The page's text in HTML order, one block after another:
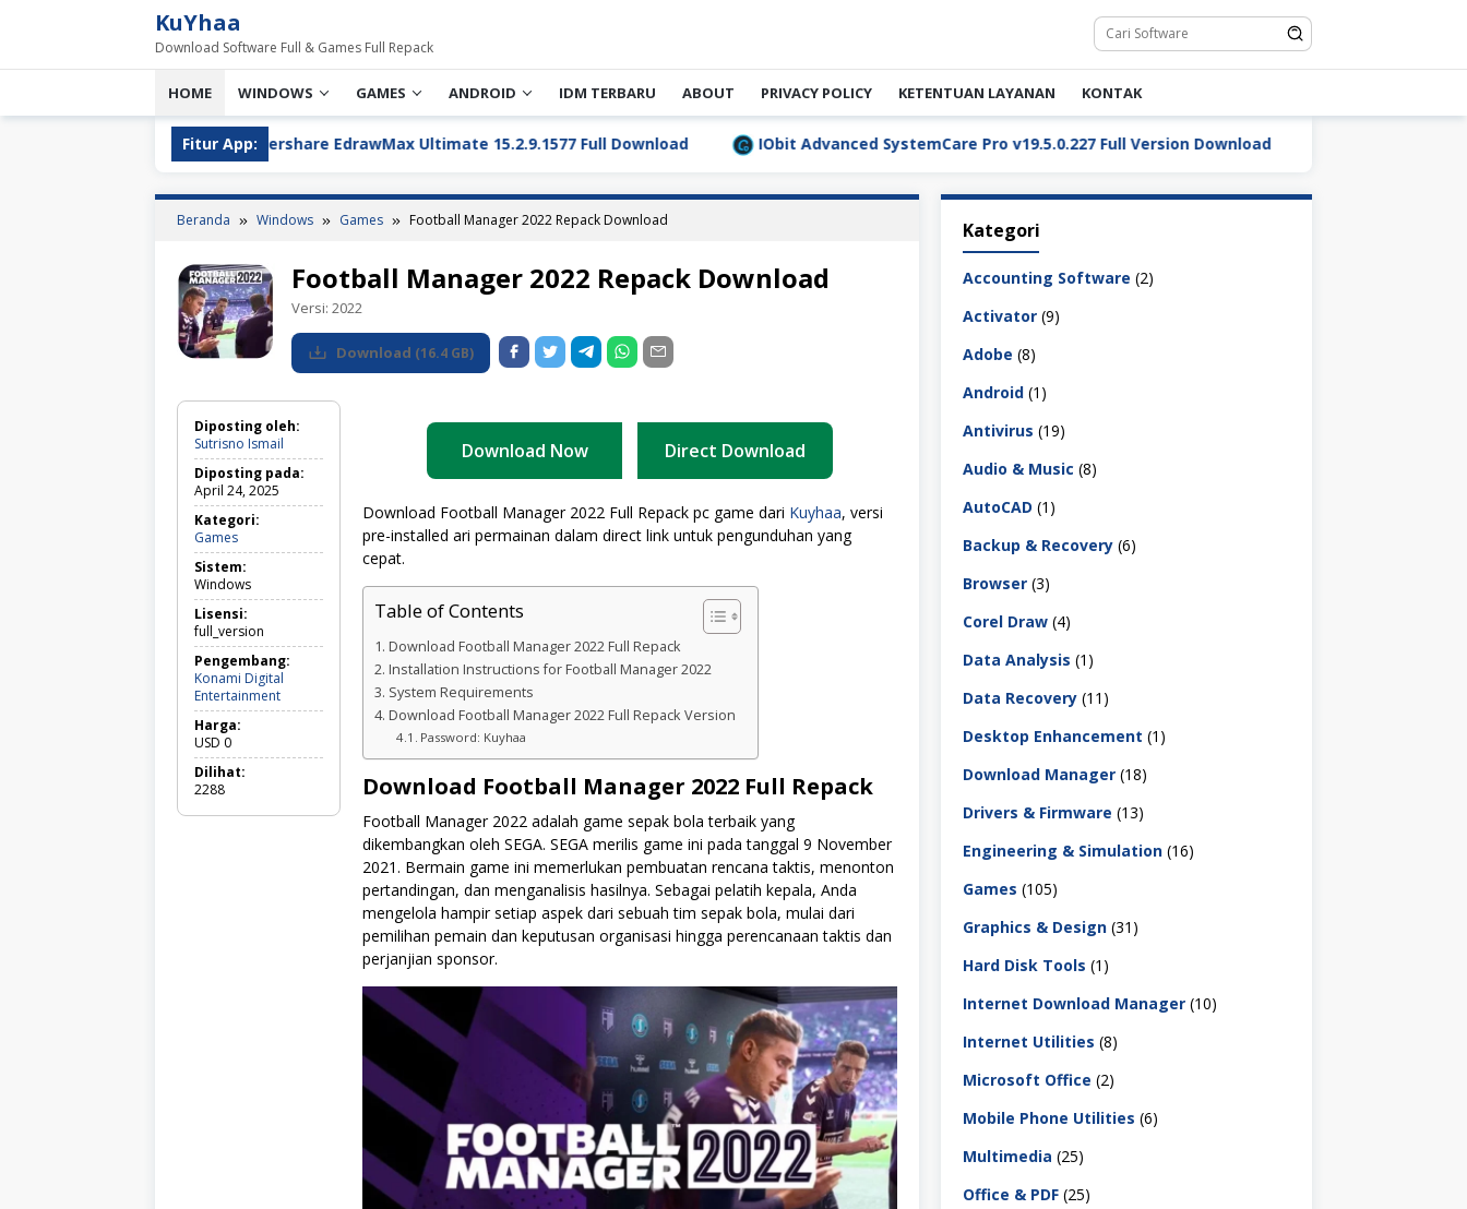
KuYhaa
Download Software Full & Games Full Repack
HOME WINDOWS GAMES ANDROID IDM TERBARU ABOUT PRIVACY POLICY KETENTUAN LAYANAN KONTAK
Fitur App:
Wondershare EdrawMax Ultimate 15.2.9.1577 Full Download IObit Advanced SystemCare Pro v19.5.0.227 Full Version Download ReaConverter Pro v8.0.235 Full
Beranda Windows Games Football Manager 2022 Repack Download
Football Manager 2022 Repack Download
Versi: 2022
Download (16.4 GB)
Diposting oleh:
Sutrisno Ismail
Diposting pada:
April 24, 2025
Kategori:
GamesGames
Sistem:
Windows
Lisensi:
full_version
Pengembang:
Konami Digital
Entertainment
Harga:
USD 0
Dilihat:
2288
Download Now Direct Download
Download Football Manager 2022 Full Repack pc game dari Kuyhaa, versi
pre-installed ari permainan dalam direct link untuk pengunduhan yang
cepat.
Table of Contents
Download Football Manager 2022 Full Repack
Installation Instructions for Football Manager 2022
System Requirements
Download Football Manager 2022 Full Repack Version
Password: Kuyhaa
Download Football Manager 2022 Full Repack
Football Manager 2022 adalah game sepak bola terbaik yang
dikembangkan oleh SEGA. SEGA merilis game ini pada tanggal 9 November
2021. Bermain game ini memerlukan pembuatan rencana taktis, menonton
pertandingan, dan menganalisis hasilnya. Sebagai pelatih kepala, Anda
mengelola hampir setiap aspek dari sebuah tim sepak bola, mulai dari
pemilihan pemain dan keputusan organisasi hingga perencanaan taktis dan
perjanjian sponsor.
Kategori
Accounting Software (2)
Activator (9)
Adobe (8)
Android (1)
Antivirus (19)
Audio & Music (8)
AutoCAD (1)
Backup & Recovery (6)
Browser (3)
Corel Draw (4)
Data Analysis (1)
Data Recovery (11)
Desktop Enhancement (1)
Download Manager (18)
Drivers & Firmware (13)
Engineering & Simulation (16)
Games (105)
Graphics & Design (31)
Hard Disk Tools (1)
Internet Download Manager (10)
Internet Utilities (8)
Microsoft Office (2)
Mobile Phone Utilities (6)
Multimedia (25)
Office & PDF (25)